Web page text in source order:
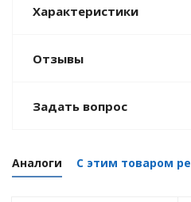
Характеристики
Отзывы
Задать вопрос
Аналоги С этим товаром